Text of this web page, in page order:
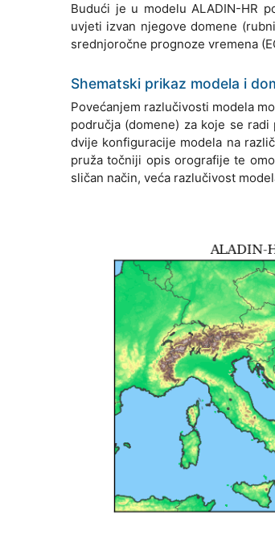
Budući je u modelu ALADIN-HR
uvjeti izvan njegove domene
srednjoročne prognoze vremena
Shematski prikaz modela i
Povećanjem razlučivosti modela
područja (domene) za koje se
dvije konfiguracije modela na
pruža točniji opis orografije te
sličan način, veća razlučivost